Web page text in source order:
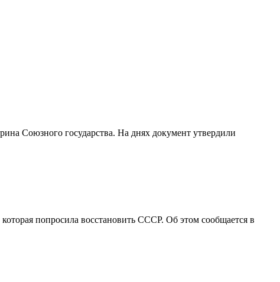
Союзного государства. На днях документ утвердили
попросила восстановить СССР. Об этом сообщается в